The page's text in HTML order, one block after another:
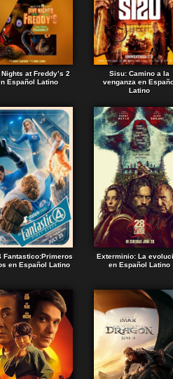
at Freddy’s 2
Español Latino
Sisu: Camino a la
venganza en
Latino
Fantastico:Primeros
en Español Latino
Exterminio: La
en Español Latino